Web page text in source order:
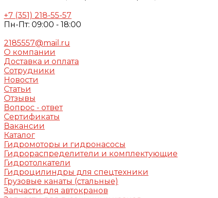
+7 (351) 218-55-57
Пн-Пт: 09:00 - 18:00
2185557@mail.ru
О компании
Доставка и оплата
Сотрудники
Новости
Статьи
Отзывы
Вопрос - ответ
Сертификаты
Вакансии
Каталог
Гидромоторы и гидронасосы
Гидрораспределители и комплектующие
Гидротолкатели
Гидроцилиндры для спецтехники
Грузовые канаты (стальные)
Запчасти для автокранов